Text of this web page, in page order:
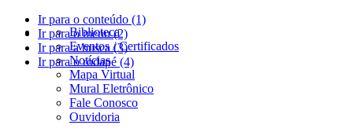
Ir para o conteúdo (1)
Ir para o menu (2)
Ir para a busca (3)
Ir para o rodapé (4)
Biblioteca
Eventos / Certificados
Notícias
Mapa Virtual
Mural Eletrônico
Fale Conosco
Ouvidoria